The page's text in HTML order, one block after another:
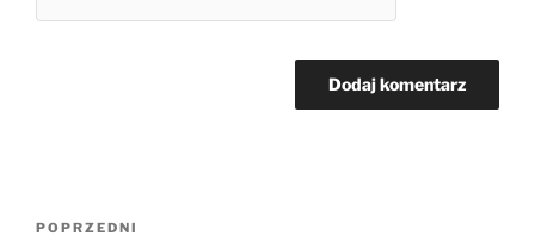
Poprzedni
POPRZEDNI